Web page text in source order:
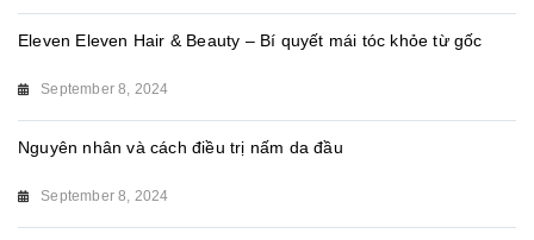
Eleven Eleven Hair & Beauty – Bí quyết mái tóc khỏe từ gốc
September 8, 2024
Nguyên nhân và cách điều trị nấm da đầu
September 8, 2024